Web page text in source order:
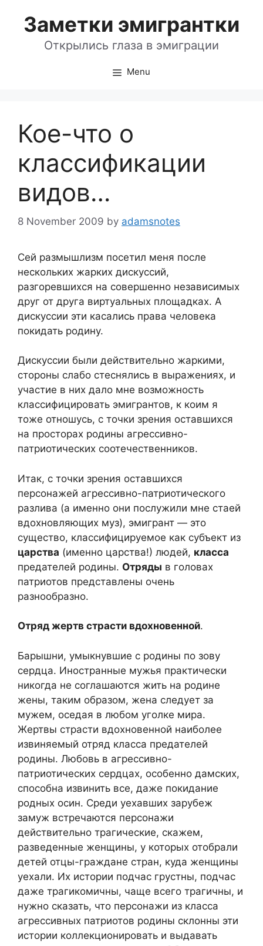
contentЗаметки эмигрантки
Открылись глаза в эмиграции
Menu
Кое-что о
классификации
видов…
8 November 2009 by adamsnotes
Сей размышлизм посетил меня после
нескольких жарких дискуссий,
разгоревшихся на совершенно независимых
друг от друга виртуальных площадках. А
дискуссии эти касались права человека
покидать родину.
Дискуссии были действительно жаркими,
стороны слабо стеснялись в выражениях, и
участие в них дало мне возможность
классифицировать эмигрантов, к коим я
тоже отношусь, с точки зрения оставшихся
на просторах родины агрессивно-
патриотических соотечественников.
Итак, с точки зрения оставшихся
персонажей агрессивно-патриотического
разлива (а именно они послужили мне стаей
вдохновляющих муз), эмигрант — это
существо, классифицируемое как субъект из
царства (именно царства!) людей, класса
предателей родины. Отряды в головах
патриотов представлены очень
разнообразно.
Отряд жертв страсти вдохновенной.
Барышни, умыкнувшие с родины по зову
сердца. Иностранные мужья практически
никогда не соглашаются жить на родине
жены, таким образом, жена следует за
мужем, оседая в любом уголке мира.
Жертвы страсти вдохновенной наиболее
извиняемый отряд класса предателей
родины. Любовь в агрессивно-
патриотических сердцах, особенно дамских,
способна извинить все, даже покидание
родных осин. Среди уехавших зарубеж
замуж встречаются персонажи
действительно трагические, скажем,
разведенные женщины, у которых отобрали
детей отцы-граждане стран, куда женщины
уехали. Их истории подчас грустны, подчас
даже трагикомичны, чаще всего трагичны, и
нужно сказать, что персонажи из класса
агрессивных патриотов родины склонны эти
истории коллекционировать и выдавать